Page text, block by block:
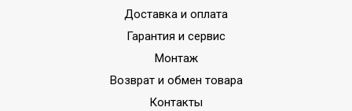
Гарантийный срок
2 года
SHELL
Нет
Доставка и оплата
Гарантия и сервис
Монтаж
Возврат и обмен товара
Контакты